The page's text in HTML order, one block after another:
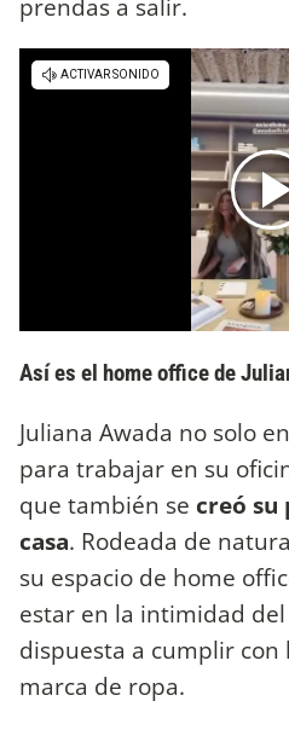
prendas a salir.
Así es el home office de
Juliana Awada no solo
para trabajar en su
que también se creó su
casa. Rodeada de
su espacio de home
estar en la intimidad
dispuesta a cumplir con
marca de ropa.